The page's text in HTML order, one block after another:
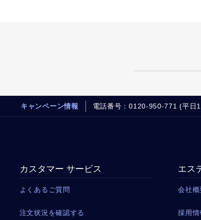
キャンペーン情報 電話番号：0120-950-771 (平日
カスタマー サービス
よくあるご質問
注文状況を確認する
エス
会社概
採用情